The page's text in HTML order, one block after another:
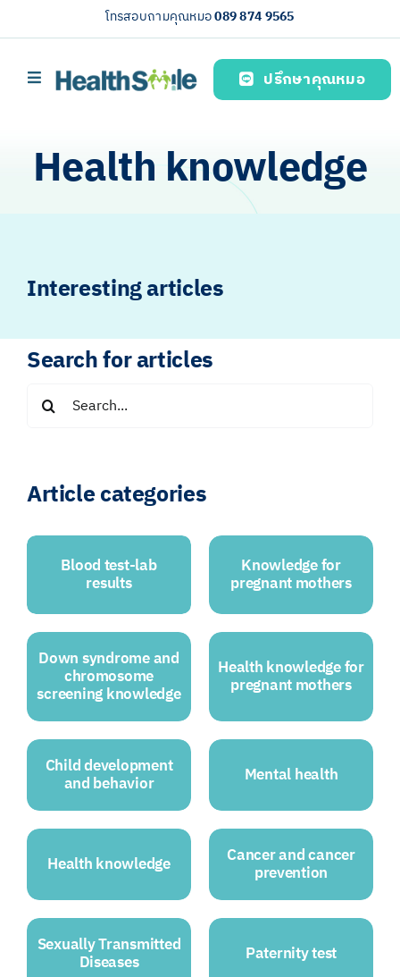
to
โทรสอบถามคุณหมอ089 874 9565
Toggle
บริการของเรา (Our services)
English
ปรึกษาคุณหมอ
Health knowledge
Interesting articles
Search for articles
Search
for:
Article categories
Blood test-lab
results
Knowledge for
pregnant mothers
Down syndrome and
chromosome
screening knowledge
Health knowledge for
pregnant mothers
Child development
and behavior Mental health
Health knowledge Cancer and cancer
prevention
Sexually Transmitted
Diseases Paternity test